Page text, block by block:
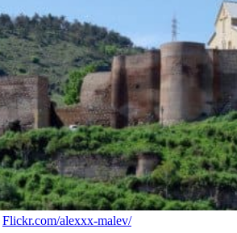
Flickr.com/alexxx-malev/